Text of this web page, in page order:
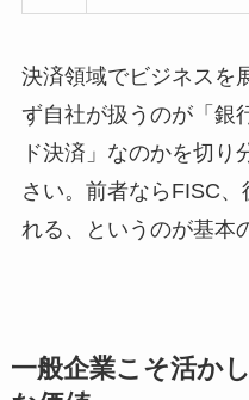
決済領域でビジネスを
ず自社が扱うのが「銀
ド決済」なのかを切り
さい。前者ならFISC
れる、というのが基本
一般企業こそ活か